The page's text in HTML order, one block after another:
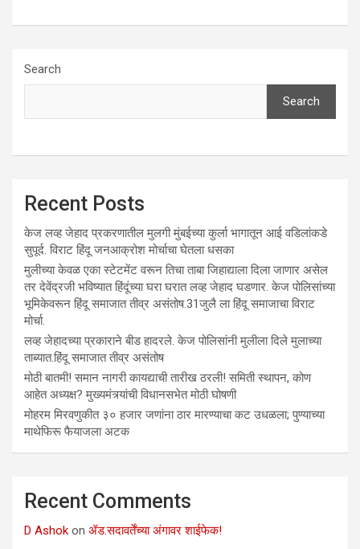
Search
Search
Recent Posts
केज लव्ह जेहाद प्रकरणातील मुलगी मुंबईच्या कुर्ला भागातून आई वडिलांकडे
सुपूर्द. विराट हिंदू जनआक्रोश मोर्चाचा घेतला धसका
मुलीच्या केवळ एका स्टेटमेंट वरून तिचा ताबा जिहाद्याला दिला जाणार असेल
तर देवेंद्रजी भविष्यात हिंदूंच्या घरा घरात लव्ह जेहाद घडणार. केज पोलिसांच्या
भूमिकेवरून हिंदू समाजात तीव्र असंतोष.31जुलै ला हिंदू समाजाचा विराट
मोर्चा.
लव्ह जेहादच्या प्रकाराने बीड हादरले. केज पोलिसांनी मुलीला दिले मुलाच्या
ताब्यात.हिंदू समाजात तीव्र असंतोष
मोठी बातमी! समान नागरी कायद्याची तारीख ठरली! समिती स्थापन, कोण
आहेत अध्यक्ष? मुख्यमंत्र्यांची विधानसभेत मोठी घोषणी
मोहरम मिरवणुकीत ३० हजार जणांना ठार मारण्‍याचा कट उधळला; पुण्‍याच्‍या
माथेफिरू फैयाजला अटक
Recent Comments
D Ashok on ॲड.सदावर्तेंच्या अंगावर शाईफेक!